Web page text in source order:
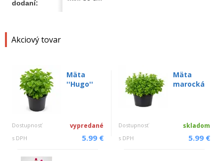
Akciový tovar
Mäta
''Hugo''
Dostupnosť vypredané
s DPH 5.99 €
Mäta
marocká
Dostupnosť skladom
s DPH 5.99 €
dodaní: